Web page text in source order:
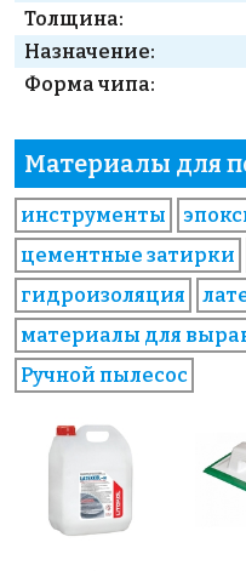
Толщина:
Назначение:
Форма чипа:
Материалы для
инструменты
цементные затирки
гидроизоляция
материалы для
Ручной пылесос